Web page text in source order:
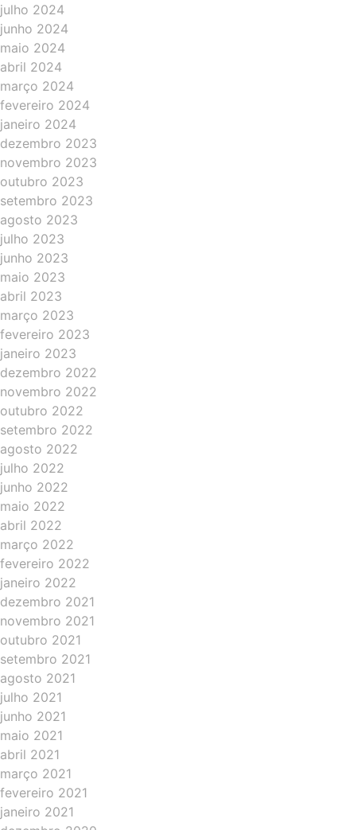
julho 2024
junho 2024
maio 2024
abril 2024
março 2024
fevereiro 2024
janeiro 2024
dezembro 2023
novembro 2023
outubro 2023
setembro 2023
agosto 2023
julho 2023
junho 2023
maio 2023
abril 2023
março 2023
fevereiro 2023
janeiro 2023
dezembro 2022
novembro 2022
outubro 2022
setembro 2022
agosto 2022
julho 2022
junho 2022
maio 2022
abril 2022
março 2022
fevereiro 2022
janeiro 2022
dezembro 2021
novembro 2021
outubro 2021
setembro 2021
agosto 2021
julho 2021
junho 2021
maio 2021
abril 2021
março 2021
fevereiro 2021
janeiro 2021